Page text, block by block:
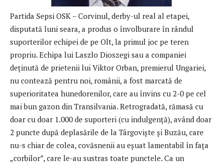
Partida Sepsi OSK – Corvinul, derby-ul real al etapei,
disputată luni seara, a produs o învolburare în rândul
suporterilor echipei de pe Olt, la primul joc pe teren
propriu. Echipa lui Laszlo Dioszegi sau a companiei
deținută de prietenii lui Viktor Orban, premierul Ungariei,
nu contează pentru noi, românii, a fost marcată de
superioritatea hunedorenilor, care au învins cu 2-0 pe cel
mai bun gazon din Transilvania. Retrogradată, rămasă cu
doar cu doar 1.000 de suporteri (cu indulgență), având doar
2 puncte după deplasările de la Târgoviște și Buzău, care
nu-s chiar de colea, covăsnenii au eșuat lamentabil în fața
„corbilor”, care le-au sustras toate punctele. Ca un